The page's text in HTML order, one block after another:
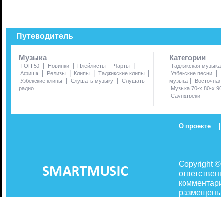
Путеводитель
Музыка
ТОП 50 | Новинки | Плейлисты | Чарты |
Афиша | Релизы | Клипы | Таджикские клипы |
Узбекские клипы | Слушать музыку | Слушать
радио
Категории
Таджикская музыка
Узбекские песни
|
музыка |
Музыка 70-х 80-х
Саундтреки
О проекте |
Copyright
размещены